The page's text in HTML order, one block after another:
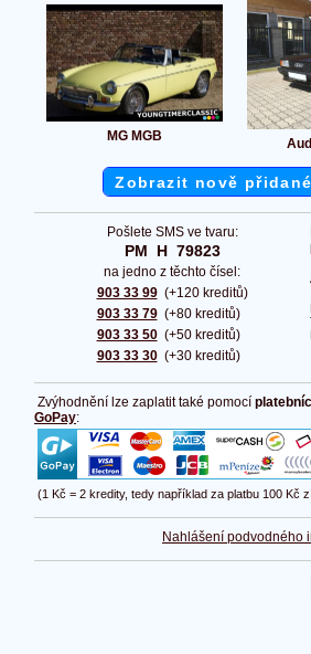
MG MGB
Zobrazit nově
Pošlete SMS ve tvaru:
PM  H  79823
na jedno z těchto čísel:
903 33 99
903 33 79
903 33 50
903 33 30
(+120 kreditů)
(+80 kreditů)
(+50 kreditů)
(+30 kreditů)
Zvýhodnění lze zaplatit také pomocí
GoPay:
(1 Kč = 2 kredity, tedy například za platbu 100 Kč
Nahlášení podvodného